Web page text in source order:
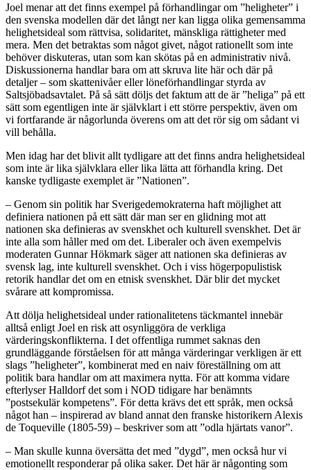
Joel menar att det finns exempel på förhandlingar om ”heligheter” i
den svenska modellen där det långt ner kan ligga olika gemensamma
helighetsideal som rättvisa, solidaritet, mänskliga rättigheter med
mera. Men det betraktas som något givet, något rationellt som inte
behöver diskuteras, utan som kan skötas på en administrativ nivå.
Diskussionerna handlar bara om att skruva lite här och där på
detaljer – som skattenivåer eller löneförhandlingar styrda av
Saltsjöbadsavtalet. På så sätt döljs det faktum att de är ”heliga” på ett
sätt som egentligen inte är självklart i ett större perspektiv, även om
vi fortfarande är någorlunda överens om att det rör sig om sådant vi
vill behålla.
Men idag har det blivit allt tydligare att det finns andra helighetsideal
som inte är lika självklara eller lika lätta att förhandla kring. Det
kanske tydligaste exemplet är ”Nationen”.
– Genom sin politik har Sverigedemokraterna haft möjlighet att
definiera nationen på ett sätt där man ser en glidning mot att
nationen ska definieras av svenskhet och kulturell svenskhet. Det är
inte alla som håller med om det. Liberaler och även exempelvis
moderaten Gunnar Hökmark säger att nationen ska definieras av
svensk lag, inte kulturell svenskhet. Och i viss högerpopulistisk
retorik handlar det om en etnisk svenskhet. Där blir det mycket
svårare att kompromissa.
Att dölja helighetsideal under rationalitetens täckmantel innebär
alltså enligt Joel en risk att osynliggöra de verkliga
värderingskonflikterna. I det offentliga rummet saknas den
grundläggande förståelsen för att många värderingar verkligen är ett
slags ”heligheter”, kombinerat med en naiv föreställning om att
politik bara handlar om att maximera nytta. För att komma vidare
efterlyser Halldorf det som i NOD tidigare har benämnts
”postsekulär kompetens”. För detta krävs det ett språk, men också
något han – inspirerad av bland annat den franske historikern Alexis
de Toqueville (1805-59) – beskriver som att ”odla hjärtats vanor”.
– Man skulle kunna översätta det med ”dygd”, men också hur vi
emotionellt responderar på olika saker. Det här är någonting som